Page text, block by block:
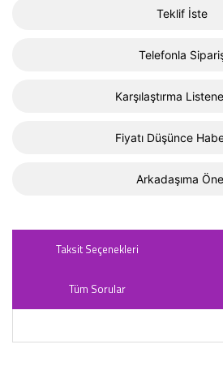
Teklif İste
Telefonla
Karşılaştırma
Fiyatı Düşünce
Arkadaşıma
Taksit Seçenekleri
Tüm Sorular